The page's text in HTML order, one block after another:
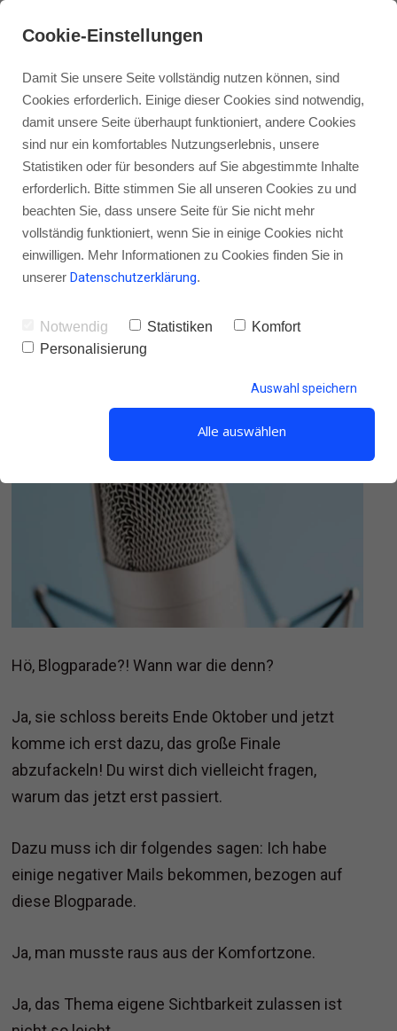
Abschlussfeuerwerk der
Blogparade – Was dein
Smartphone über dich verrät
von Gordon Schönwälder 20. Dezember 2015
Hö, Blogparade?! Wann war die denn?
Ja, sie schloss bereits Ende Oktober und jetzt
komme ich erst dazu, das große Finale
abzufackeln! Du wirst dich vielleicht fragen,
warum das jetzt erst passiert.
Dazu muss ich dir folgendes sagen: Ich habe
einige negativer Mails bekommen, bezogen auf
diese Blogparade.
Ja, man musste raus aus der Komfortzone.
Ja, das Thema eigene Sichtbarkeit zulassen ist
Cookie-Einstellungen
Damit Sie unsere Seite vollständig nutzen können, sind
Cookies erforderlich. Einige dieser Cookies sind notwendig,
damit unsere Seite überhaupt funktioniert, andere Cookies
sind nur ein komfortables Nutzungserlebnis, unsere
Statistiken oder für besonders auf Sie abgestimmte Inhalte
erforderlich. Bitte stimmen Sie all unseren Cookies zu und
beachten Sie, dass unsere Seite für Sie nicht mehr
vollständig funktioniert, wenn Sie in einige Cookies nicht
einwilligen. Mehr Informationen zu Cookies finden Sie in
unserer Datenschutzerklärung.
Notwendig Statistiken
Komfort
Personalisierung
Auswahl speichern
Alle auswählen